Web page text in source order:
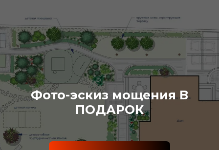
ПРОФЕССИОНАЛЬНАЯ
УКЛАДКА брусчатки